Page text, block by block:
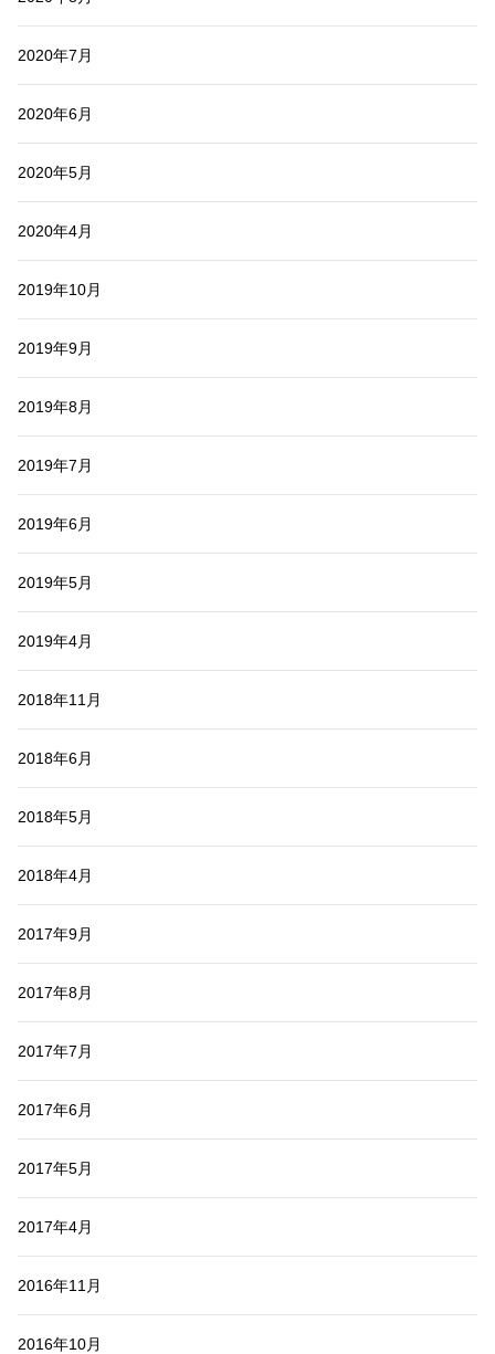
2020年7月
2020年6月
2020年5月
2020年4月
2019年10月
2019年9月
2019年8月
2019年7月
2019年6月
2019年5月
2019年4月
2018年11月
2018年6月
2018年5月
2018年4月
2017年9月
2017年8月
2017年7月
2017年6月
2017年5月
2017年4月
2016年11月
2016年10月